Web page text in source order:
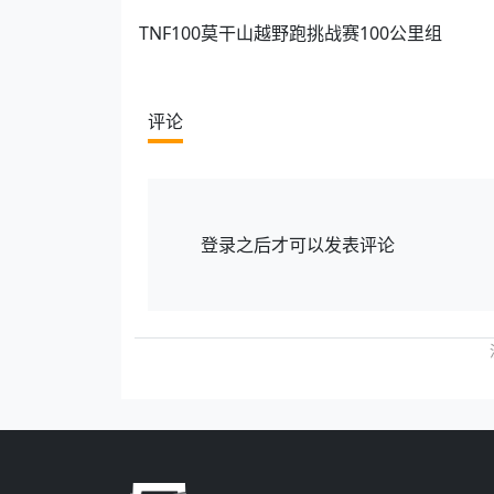
TNF100莫干山越野跑挑战赛100公里组
评论
登录之后才可以发表评论